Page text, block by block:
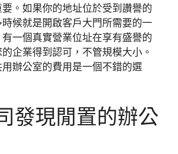
。如果你的地址位於受到讚譽的
候就是開啟客戶大門所需要的一
一個真實營業位址在享有盛譽的
企業得到認可，不管規模大小。
辦公室的費用是一個不錯的選
發現閒置的辦公